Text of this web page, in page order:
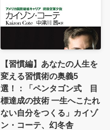
【習慣編】あなたの人生を
変える習慣術の奥義5
選！：「ペンタゴン式 目
標達成の技術 一生へこたれ
ない自分をつくる」カイゾ
ン・コーテ、幻冬舎